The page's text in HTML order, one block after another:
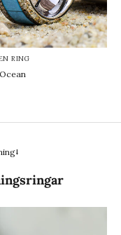
RING